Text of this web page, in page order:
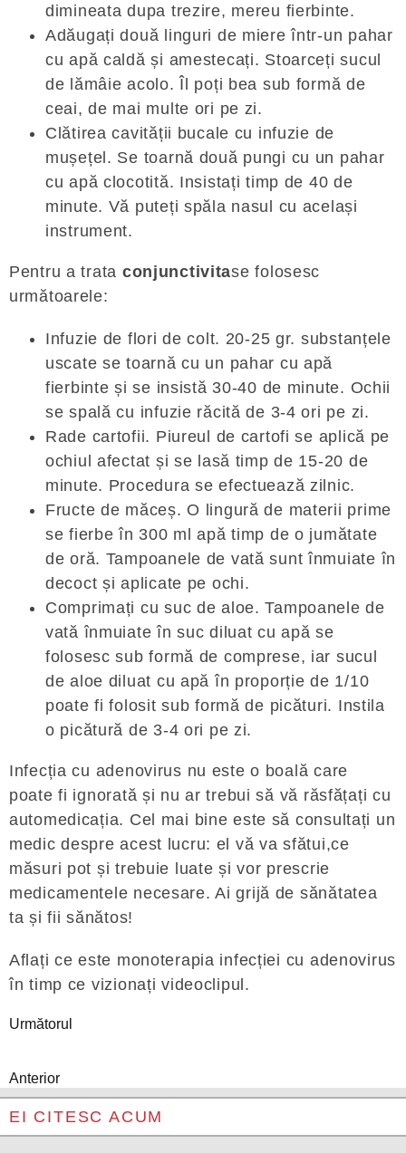
dimineata dupa trezire, mereu fierbinte.
Adăugați două linguri de miere într-un pahar
cu apă caldă și amestecați. Stoarceți sucul
de lămâie acolo. Îl poți bea sub formă de
ceai, de mai multe ori pe zi.
Clătirea cavității bucale cu infuzie de
mușețel. Se toarnă două pungi cu un pahar
cu apă clocotită. Insistați timp de 40 de
minute. Vă puteți spăla nasul cu același
instrument.
Pentru a trata conjunctivitase folosesc
următoarele:
Infuzie de flori de colt. 20-25 gr. substanțele
uscate se toarnă cu un pahar cu apă
fierbinte și se insistă 30-40 de minute. Ochii
se spală cu infuzie răcită de 3-4 ori pe zi.
Rade cartofii. Piureul de cartofi se aplică pe
ochiul afectat și se lasă timp de 15-20 de
minute. Procedura se efectuează zilnic.
Fructe de măceș. O lingură de materii prime
se fierbe în 300 ml apă timp de o jumătate
de oră. Tampoanele de vată sunt înmuiate în
decoct și aplicate pe ochi.
Comprimați cu suc de aloe. Tampoanele de
vată înmuiate în suc diluat cu apă se
folosesc sub formă de comprese, iar sucul
de aloe diluat cu apă în proporție de 1/10
poate fi folosit sub formă de picături. Instila
o picătură de 3-4 ori pe zi.
Infecția cu adenovirus nu este o boală care
poate fi ignorată și nu ar trebui să vă răsfățați cu
automedicația. Cel mai bine este să consultați un
medic despre acest lucru: el vă va sfătui,ce
măsuri pot și trebuie luate și vor prescrie
medicamentele necesare. Ai grijă de sănătatea
ta și fii sănătos!
Aflați ce este monoterapia infecției cu adenovirus
în timp ce vizionați videoclipul.
Următorul
Anterior
EI CITESC ACUM